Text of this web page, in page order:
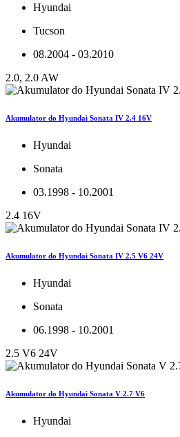
Hyundai
Tucson
08.2004 - 03.2010
2.0, 2.0 AW
Akumulator do Hyundai Sonata IV 2.4 16V
Hyundai
Sonata
03.1998 - 10.2001
2.4 16V
Akumulator do Hyundai Sonata IV 2.5 V6 24V
Hyundai
Sonata
06.1998 - 10.2001
2.5 V6 24V
Akumulator do Hyundai Sonata V 2.7 V6
Hyundai